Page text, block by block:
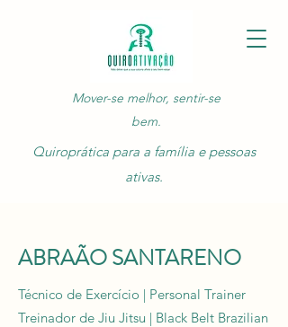
Mover-se melhor, sentir-se
bem.
Quiroprática para a família e pessoas
ativas.
ABRAÃO SANTARENO
Técnico de Exercício | Personal Trainer
Treinador de Jiu Jitsu | Black Belt Brazilian